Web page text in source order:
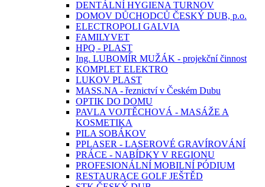
DENTÁLNÍ HYGIENA TURNOV
DOMOV DŮCHODCŮ ČESKÝ DUB, p.o.
ELECTROPOLI GALVIA
FAMILYVET
HPQ - PLAST
Ing. LUBOMÍR MUŽÁK - projekční činnost
KOMPLET ELEKTRO
LUKOV PLAST
MASS.NA - řeznictví v Českém Dubu
OPTIK DO DOMU
PAVLA VOJTĚCHOVÁ - MASÁŽE A
KOSMETIKA
PILA SOBÁKOV
PPLASER - LASEROVÉ GRAVÍROVÁNÍ
PRÁCE - NABÍDKY V REGIONU
PROFESIONÁLNÍ MOBILNÍ PÓDIUM
RESTAURACE GOLF JEŠTĚD